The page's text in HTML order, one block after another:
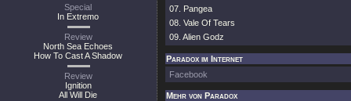
Special
In Extremo
Review
North Sea Echoes
How To Cast A Shadow
Review
Ignition
All Will Die
07. Pangea
08. Vale Of Tears
09. Alien Godz
Paradox im Internet
Facebook
Mehr von Paradox